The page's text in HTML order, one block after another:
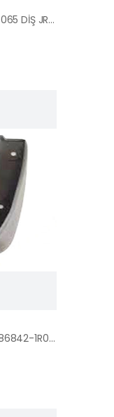
TRİGER SETİ SONATA 2.0 173 + 065 DİŞ JRB JTS-300.323-YS
PAÇALIK ARKA SAĞ BLUE 2011- 86842-1R000-HMC